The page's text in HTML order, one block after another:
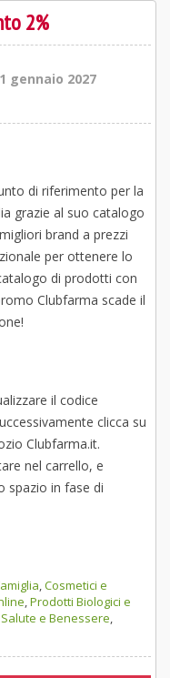
2%
gennaio 2027
di riferimento per la
grazie al suo catalogo
brand a prezzi
per ottenere lo
di prodotti con
Clubfarma scade il
il codice
clicca su
Clubfarma.it.
nel carrello, e
spazio in fase di
,Cosmetici e
,Prodotti Biologici e
Salute e Benessere,